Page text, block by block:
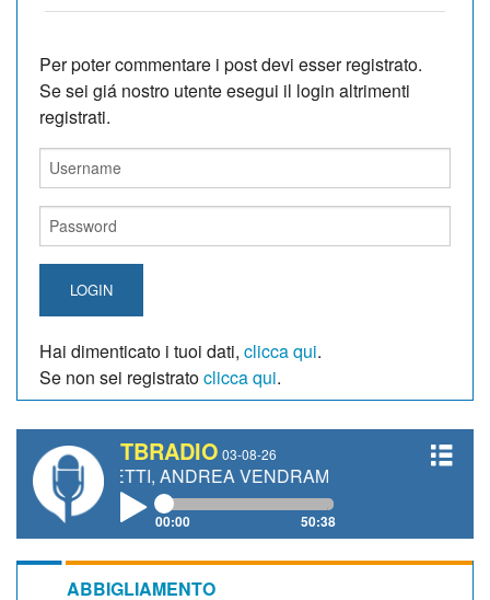
Per poter commentare i post devi esser registrato.
Se sei giá nostro utente esegui il login altrimenti
registrati.
LOGIN
Hai dimenticato i tuoi dati, clicca qui.
Se non sei registratoclicca qui.
TBRADIO 03-08-26
ANDREA VENDRAME, FILIPPO FIORELLI
00:00 50:38
ABBIGLIAMENTO